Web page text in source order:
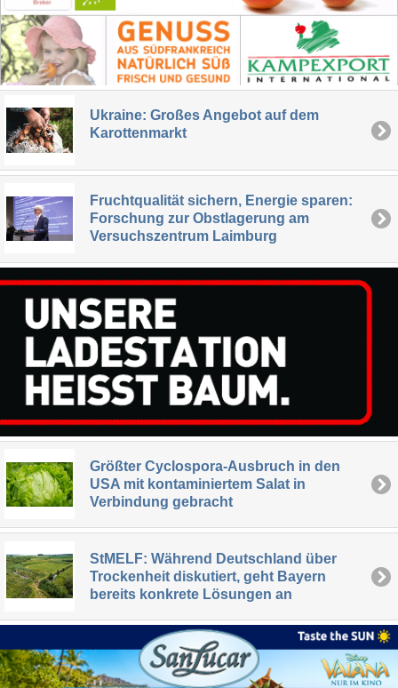
Ukraine: Großes Angebot auf dem
Karottenmarkt
Fruchtqualität sichern, Energie sparen:
Forschung zur Obstlagerung am
Versuchszentrum Laimburg
Größter Cyclospora-Ausbruch in den
USA mit kontaminiertem Salat in
Verbindung gebracht
StMELF: Während Deutschland über
Trockenheit diskutiert, geht Bayern
bereits konkrete Lösungen an